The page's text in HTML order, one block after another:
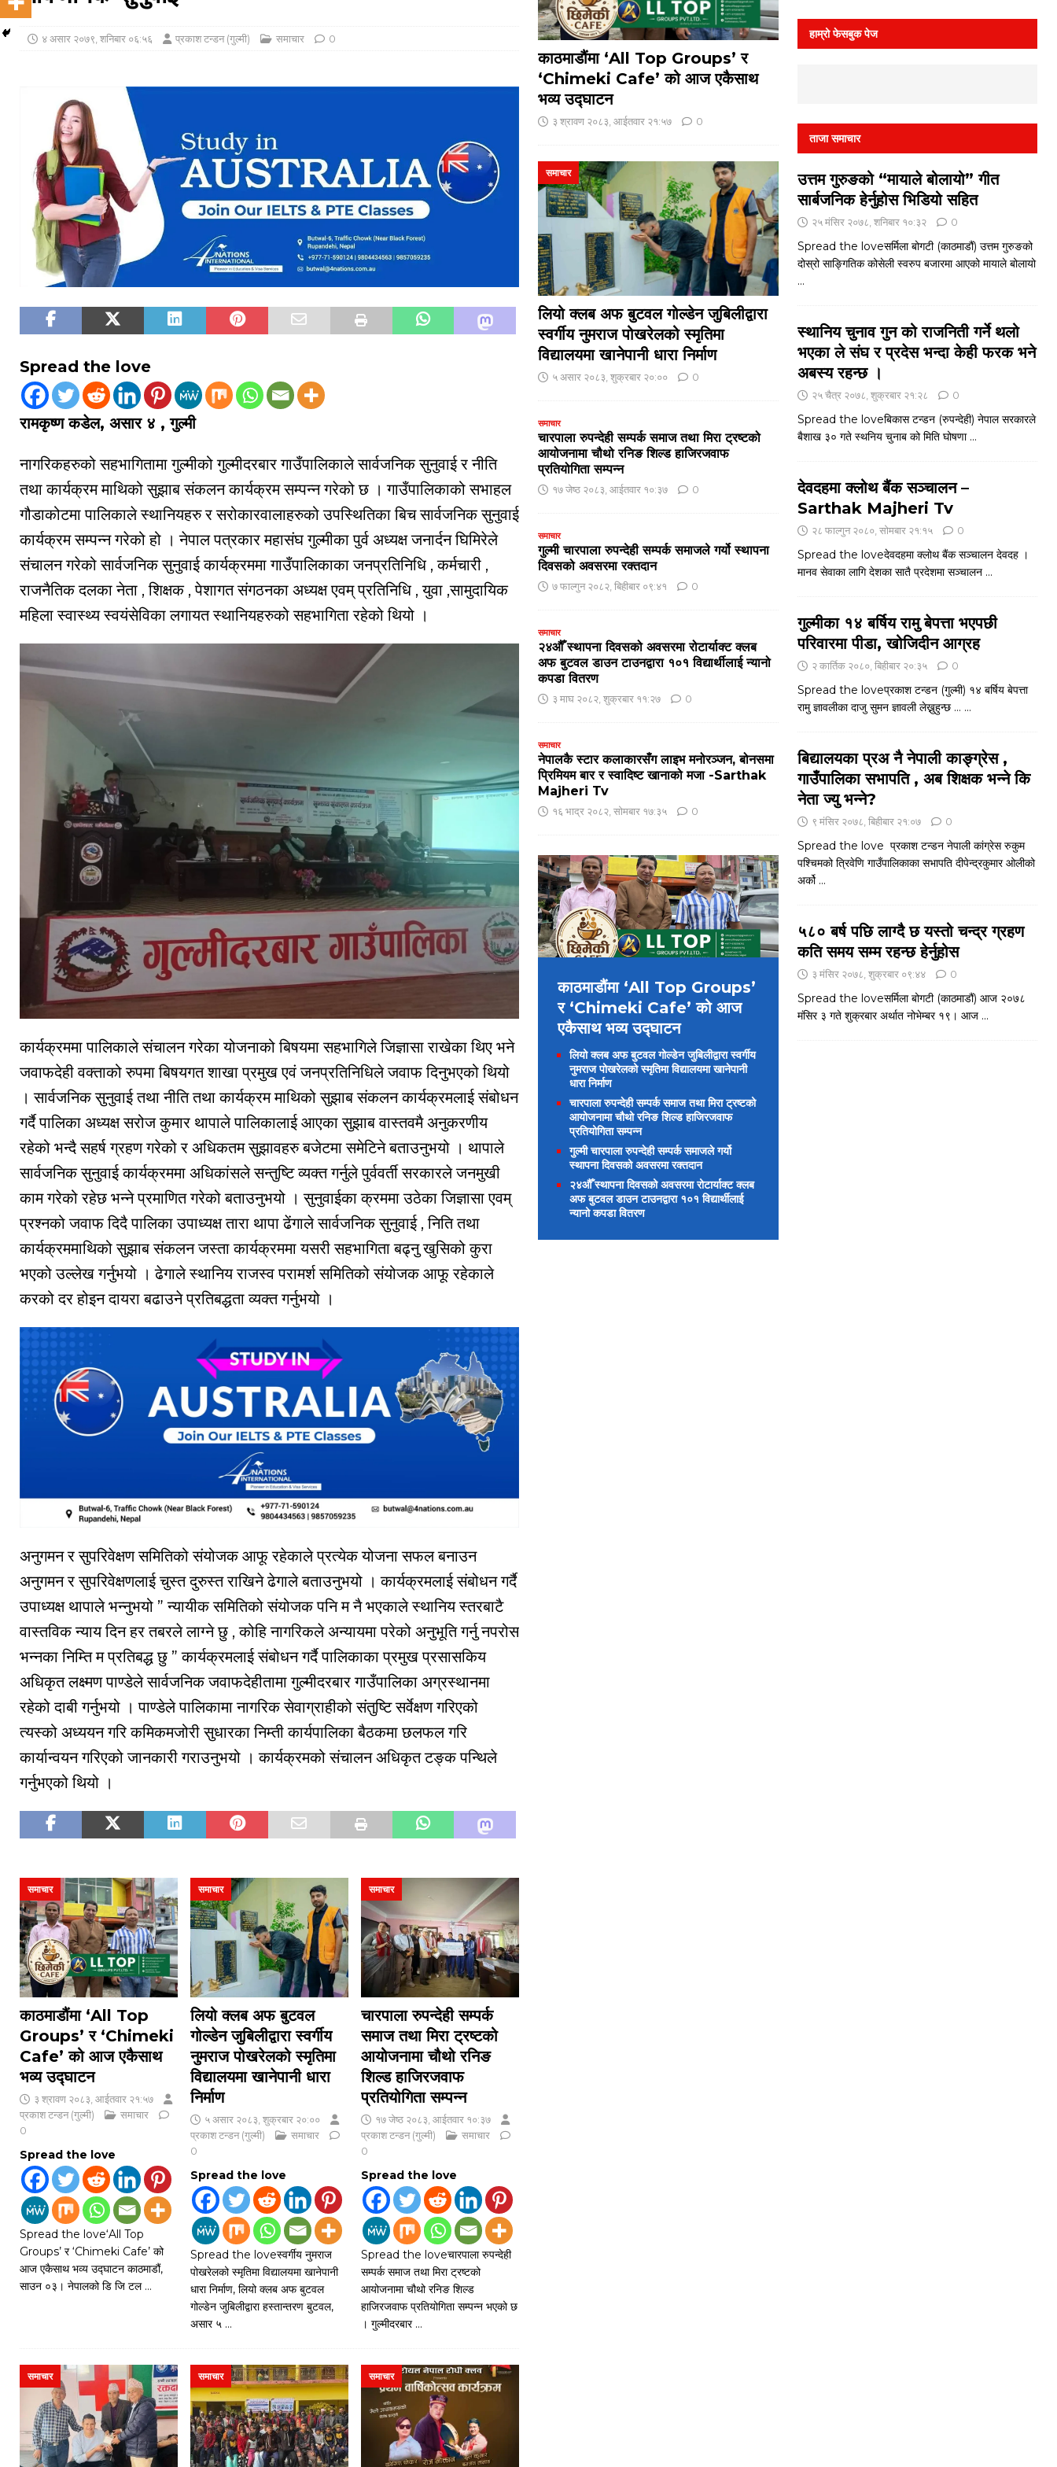
४ असार २०७९, शनिबार ०६:५६ प्रकाश टन्डन (गुल्मी) समाचार 0
Spread the love
रामकृष्ण कडेल, असार ४ , गुल्मी
नागरिकहरुको सहभागितामा गुल्मीको गुल्मीदरबार गाउँपालिकाले सार्वजनिक सुनुवाई र नीति
तथा कार्यक्रम माथिको सुझाब संकलन कार्यक्रम सम्पन्न गरेको छ । गाउँपालिकाको सभाहल
गौडाकोटमा पालिकाले स्थानियहरु र सरोकारवालाहरुको उपस्थितिका बिच सार्वजनिक सुनुवाई
कार्यक्रम सम्पन्न गरेको हो । नेपाल पत्रकार महासंघ गुल्मीका पुर्व अध्यक्ष जनार्दन घिमिरेले
संचालन गरेको सार्वजनिक सुनुवाई कार्यक्रममा गाउँपालिकाका जनप्रतिनिधि , कर्मचारी ,
राजनैतिक दलका नेता , शिक्षक , पेशागत संगठनका अध्यक्ष एवम् प्रतिनिधि , युवा ,सामुदायिक
महिला स्वास्थ्य स्वयंसेविका लगायत स्थानियहरुको सहभागिता रहेको थियो ।
कार्यक्रममा पालिकाले संचालन गरेका योजनाको बिषयमा सहभागिले जिज्ञासा राखेका थिए भने
जवाफदेही वक्ताको रुपमा बिषयगत शाखा प्रमुख एवं जनप्रतिनिधिले जवाफ दिनुभएको थियो
। सार्वजनिक सुनुवाई तथा नीति तथा कार्यक्रम माथिको सुझाब संकलन कार्यक्रमलाई संबोधन
गर्दै पालिका अध्यक्ष सरोज कुमार थापाले पालिकालाई आएका सुझाब वास्तवमै अनुकरणीय
रहेको भन्दै सहर्ष ग्रहण गरेको र अधिकतम सुझावहरु बजेटमा समेटिने बताउनुभयो । थापाले
सार्वजनिक सुनुवाई कार्यक्रममा अधिकांसले सन्तुष्टि व्यक्त गर्नुले पुर्ववर्ती सरकारले जनमुखी
काम गरेको रहेछ भन्ने प्रमाणित गरेको बताउनुभयो । सुनुवाईका क्रममा उठेका जिज्ञासा एवम्
प्रश्नको जवाफ दिदै पालिका उपाध्यक्ष तारा थापा ढेंगाले सार्वजनिक सुनुवाई , निति तथा
कार्यक्रममाथिको सुझाब संकलन जस्ता कार्यक्रममा यसरी सहभागिता बढ्नु खुसिको कुरा
भएको उल्लेख गर्नुभयो । ढेगाले स्थानिय राजस्व परामर्श समितिको संयोजक आफू रहेकाले
करको दर होइन दायरा बढाउने प्रतिबद्धता व्यक्त गर्नुभयो ।
अनुगमन र सुपरिवेक्षण समितिको संयोजक आफू रहेकाले प्रत्येक योजना सफल बनाउन
अनुगमन र सुपरिवेक्षणलाई चुस्त दुरुस्त राखिने ढेगाले बताउनुभयो । कार्यक्रमलाई संबोधन गर्दै
उपाध्यक्ष थापाले भन्नुभयो ” न्यायीक समितिको संयोजक पनि म नै भएकाले स्थानिय स्तरबाटै
वास्तविक न्याय दिन हर तबरले लाग्ने छु , कोहि नागरिकले अन्यायमा परेको अनुभूति गर्नु नपरोस
भन्नका निम्ति म प्रतिबद्ध छु ” कार्यक्रमलाई संबोधन गर्दै पालिकाका प्रमुख प्रसासकिय
अधिकृत लक्ष्मण पाण्डेले सार्वजनिक जवाफदेहीतामा गुल्मीदरबार गाउँपालिका अग्रस्थानमा
रहेको दाबी गर्नुभयो । पाण्डेले पालिकामा नागरिक सेवाग्राहीको संतुष्टि सर्वेक्षण गरिएको
त्यस्को अध्ययन गरि कमिकमजोरी सुधारका निम्ती कार्यपालिका बैठकमा छलफल गरि
कार्यान्वयन गरिएको जानकारी गराउनुभयो । कार्यक्रमको संचालन अधिकृत टङ्क पन्थिले
गर्नुभएको थियो ।
समाचार
काठमाडौंमा ‘All Top
Groups’ र ‘Chimeki
Cafe’ को आज एकैसाथ
भव्य उद्घाटन
३ श्रावण २०८३, आईतवार २१:५७
प्रकाश टन्डन (गुल्मी)
समाचार
0
Spread the love
Spread the love‘All Top
Groups’ र ‘Chimeki Cafe’ को
आज एकैसाथ भव्य उद्घाटन काठमाडौं,
साउन ०३। नेपालको डि जि टल …
समाचार
लियो क्लब अफ बुटवल
गोल्डेन जुबिलीद्वारा स्वर्गीय
नुमराज पोखरेलको स्मृतिमा
विद्यालयमा खानेपानी धारा
निर्माण
५ असार २०८३, शुक्रबार २०:००
प्रकाश टन्डन (गुल्मी)
समाचार
0
Spread the love
Spread the loveस्वर्गीय नुमराज
पोखरेलको स्मृतिमा विद्यालयमा खानेपानी
धारा निर्माण, लियो क्लब अफ बुटवल
गोल्डेन जुबिलीद्वारा हस्तान्तरण बुटवल,
असार ५ …
समाचार
चारपाला रुपन्देही सम्पर्क
समाज तथा मिरा ट्रष्टको
आयोजनामा चौथो रनिङ
शिल्ड हाजिरजवाफ
प्रतियोगिता सम्पन्न
१७ जेष्ठ २०८३, आईतवार १०:३७
प्रकाश टन्डन (गुल्मी)
समाचार
0
Spread the love
Spread the loveचारपाला रुपन्देही
सम्पर्क समाज तथा मिरा ट्रष्टको
आयोजनामा चौथो रनिङ शिल्ड
हाजिरजवाफ प्रतियोगिता सम्पन्न भएको छ
। गुल्मीदरबार …
समाचार समाचार समाचार
काठमाडौंमा ‘All Top Groups’ र
‘Chimeki Cafe’ को आज एकैसाथ
भव्य उद्घाटन
३ श्रावण २०८३, आईतवार २१:५७ 0
लियो क्लब अफ बुटवल गोल्डेन जुबिलीद्वारा
स्वर्गीय नुमराज पोखरेलको स्मृतिमा
विद्यालयमा खानेपानी धारा निर्माण
समाचार
५ असार २०८३, शुक्रबार २०:०० 0
समाचार
चारपाला रुपन्देही सम्पर्क समाज तथा मिरा ट्रष्टको
आयोजनामा चौथो रनिङ शिल्ड हाजिरजवाफ
प्रतियोगिता सम्पन्न
१७ जेष्ठ २०८३, आईतवार १०:३७ 0
समाचार
गुल्मी चारपाला रुपन्देही सम्पर्क समाजले गर्यो स्थापना
दिवसको अवसरमा रक्तदान
७ फाल्गुन २०८२, बिहीबार ०९:४१ 0
समाचार
२४औँ स्थापना दिवसको अवसरमा रोटार्याक्ट क्लब
अफ बुटवल डाउन टाउनद्वारा १०१ विद्यार्थीलाई न्यानो
कपडा वितरण
३ माघ २०८२, शुक्रबार ११:२७ 0
समाचार
नेपालकै स्टार कलाकारसँग लाइभ मनोरञ्जन, बोनसमा
प्रिमियम बार र स्वादिष्ट खानाको मजा -Sarthak
Majheri Tv
१६ भाद्र २०८२, सोमबार १७:३५ 0
काठमाडौंमा ‘All Top Groups’
र ‘Chimeki Cafe’ को आज
एकैसाथ भव्य उद्घाटन
लियो क्लब अफ बुटवल गोल्डेन जुबिलीद्वारा स्वर्गीय
नुमराज पोखरेलको स्मृतिमा विद्यालयमा खानेपानी
धारा निर्माण
चारपाला रुपन्देही सम्पर्क समाज तथा मिरा ट्रष्टको
आयोजनामा चौथो रनिङ शिल्ड हाजिरजवाफ
प्रतियोगिता सम्पन्न
गुल्मी चारपाला रुपन्देही सम्पर्क समाजले गर्यो
स्थापना दिवसको अवसरमा रक्तदान
२४औँ स्थापना दिवसको अवसरमा रोटार्याक्ट क्लब
अफ बुटवल डाउन टाउनद्वारा १०१ विद्यार्थीलाई
न्यानो कपडा वितरण
हाम्रो फेसबुक पेज
ताजा समाचार
उत्तम गुरुङको “मायाले बोलायो” गीत
सार्बजनिक हेर्नुहोस भिडियो सहित
२५ मंसिर २०७८, शनिबार १०:३२ 0
Spread the loveसर्मिला बोगटी (काठमाडौं) उत्तम गुरुङको
दोस्रो साङ्गितिक कोसेली स्वरुप बजारमा आएको मायाले बोलायो
...
स्थानिय चुनाव गुन को राजनिती गर्ने थलो
भएका ले संघ र प्रदेस भन्दा केही फरक भने
अबस्य रहन्छ ।
२५ चैत्र २०७८, शुक्रबार २१:२८ 0
Spread the loveबिकास टन्डन (रुपन्देही) नेपाल सरकारले
बैशाख ३० गते स्थनिय चुनाब को मिति घोषणा ...
देवदहमा क्लोथ बैंक सञ्चालन –
Sarthak Majheri Tv
२८ फाल्गुन २०८०, सोमबार २१:१५ 0
Spread the loveदेवदहमा क्लोथ बैंक सञ्चालन देवदह ।
मानव सेवाका लागि देशका सातै प्रदेशमा सञ्‍चालन ...
गुल्मीका १४ बर्षिय रामु बेपत्ता भएपछी
परिवारमा पीडा, खोजिदीन आग्रह
२ कार्तिक २०८०, बिहीबार २०:३५ 0
Spread the loveप्रकाश टन्डन (गुल्मी) १४ बर्षिय बेपत्ता
रामु ज्ञावलीका दाजु सुमन ज्ञावली लेख्नुहुन्छ … ...
बिद्यालयका प्रअ नै नेपाली काङ्ग्रेस ,
गाउँपालिका सभापति , अब शिक्षक भन्ने कि
नेता ज्यु भन्ने?
९ मंसिर २०७८, बिहीबार २१:०७ 0
Spread the love प्रकाश टन्डन नेपाली कांग्रेस रुकुम
पश्चिमको त्रिवेणि गाउँपालिकाका सभापति दीपेन्द्रकुमार ओलीको
अर्को ...
५८० बर्ष पछि लाग्दै छ यस्तो चन्द्र ग्रहण
कति समय सम्म रहन्छ हेर्नुहोस
३ मंसिर २०७८, शुक्रबार ०९:४४ 0
Spread the loveसर्मिला बोगटी (काठमाडौं) आज २०७८
मंसिर ३ गते शुक्रबार अर्थात नोभेम्बर १९। आज ...